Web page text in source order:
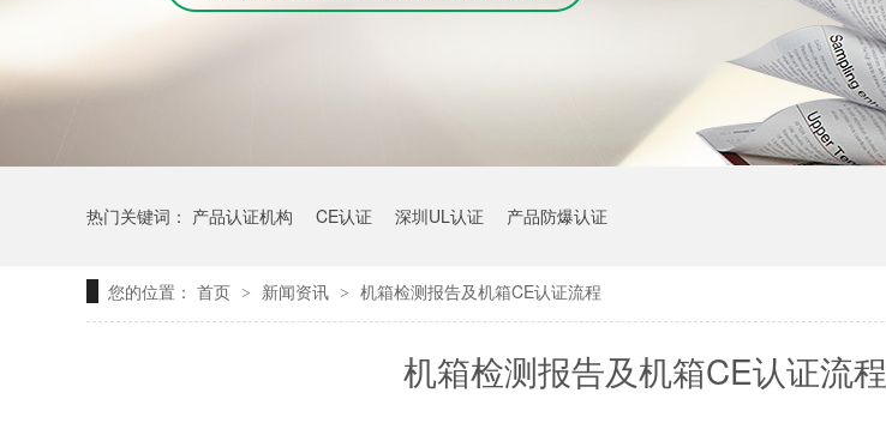
热门关键词： 产品认证机构 CE认证 深圳UL认证 产品防爆认证
您的位置： 首页 > 新闻资讯 > 机箱检测报告及机箱CE认证流程
机箱检测报告及机箱CE认证流程